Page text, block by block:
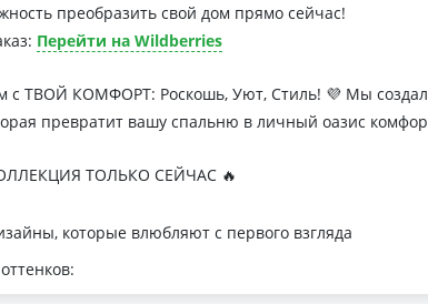
преобразить свой дом прямо сейчас!
Перейти на Wildberries
с ТВОЙ КОМФОРТ: Роскошь, Уют, Стиль! 💜 Мы
превратит вашу спальню в личный оазис
ТОЛЬКО СЕЙЧАС 🔥
которые влюбляют с первого взгляда